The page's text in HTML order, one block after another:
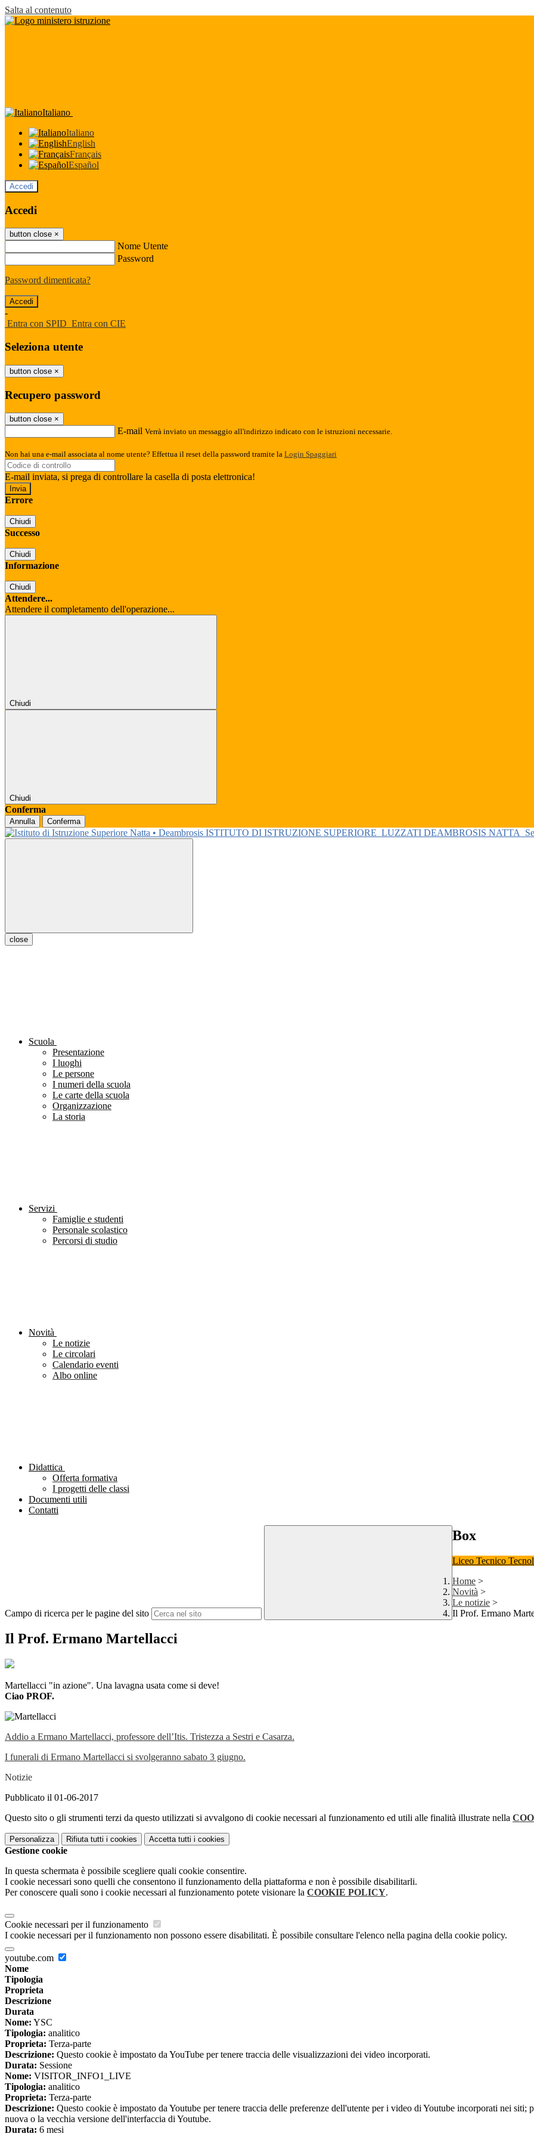
Salta al contenuto
Italiano
Italiano
English
Français
Español
Accedi
Accedi
button close ×
Nome Utente
Password
Password dimenticata?
-
Entra con SPID Entra con CIE
Seleziona utente
button close ×
Recupero password
button close ×
E-mail Verrà inviato un messaggio all'indirizzo indicato con le istruzioni necessarie.
Non hai una e-mail associata al nome utente? Effettua il reset della password tramite la Login Spaggiari
E-mail inviata, si prega di controllare la casella di posta elettronica!
Errore
Chiudi
Successo
Chiudi
Informazione
Chiudi
Attendere...
Attendere il completamento dell'operazione...
Chiudi
Chiudi
Conferma
Annulla Conferma
ISTITUTO DI ISTRUZIONE SUPERIORE LUZZATI DEAMBROSIS NATTA
close
Scuola
Presentazione
I luoghi
Le persone
I numeri della scuola
Le carte della scuola
Organizzazione
La storia
Servizi
Famiglie e studenti
Personale scolastico
Percorsi di studio
Novità
Le notizie
Le circolari
Calendario eventi
Albo online
Didattica
Offerta formativa
I progetti delle classi
Documenti utili
Contatti
Campo di ricerca per le pagine del sito
Box
Liceo Tecnico
Home >
Novità >
Le notizie >
Il Prof. Ermano
Il Prof. Ermano Martellacci
Martellacci "in azione". Una lavagna usata come si deve!
Ciao PROF.
Addio a Ermano Martellacci, professore dell’Itis. Tristezza a Sestri e Casarza.
I funerali di Ermano Martellacci si svolgeranno sabato 3 giugno.
Notizie
Pubblicato il 01-06-2017
Questo sito o gli strumenti terzi da questo utilizzati si avvalgono di cookie necessari al funzionamento ed utili alle finalità illustrate nella
Personalizza Rifiuta tutti i cookies Accetta tutti i cookies
Gestione cookie
In questa schermata è possibile scegliere quali cookie consentire.
I cookie necessari sono quelli che consentono il funzionamento della piattaforma e non è possibile disabilitarli.
Per conoscere quali sono i cookie necessari al funzionamento potete visionare la COOKIE POLICY.
Cookie necessari per il funzionamento
I cookie necessari per il funzionamento non possono essere disabilitati. È possibile consultare l'elenco nella pagina della cookie policy.
youtube.com
Nome
Tipologia
Proprieta
Descrizione
Durata
Nome: YSC
Tipologia: analitico
Proprieta: Terza-parte
Descrizione: Questo cookie è impostato da YouTube per tenere traccia delle visualizzazioni dei video incorporati.
Durata: Sessione
Nome: VISITOR_INFO1_LIVE
Tipologia: analitico
Proprieta: Terza-parte
Descrizione: Questo cookie è impostato da Youtube per tenere traccia delle preferenze dell'utente per i video di Youtube incorporati nei
nuova o la vecchia versione dell'interfaccia di Youtube.
Durata: 6 mesi